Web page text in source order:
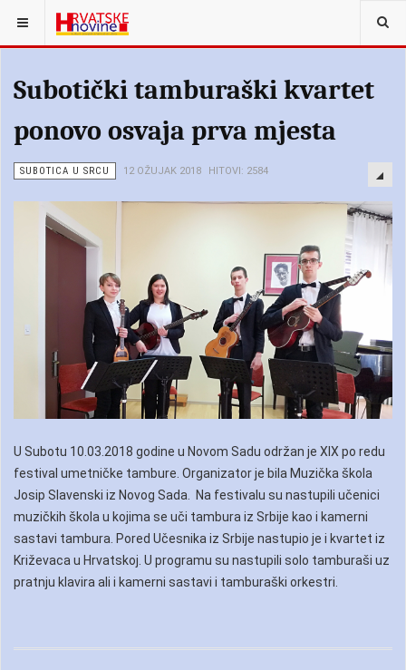
Subotički tamburaški kvartet
ponovo osvaja prva mjesta
SUBOTICA U SRCU 12 OŽUJAK 2018 HITOVI: 2584
U Subotu 10.03.2018 godine u Novom Sadu održan je XIX po redu
festival umetničke tambure. Organizator je bila Muzička škola
Josip Slavenski iz Novog Sada. Na festivalu su nastupili učenici
muzičkih škola u kojima se uči tambura iz Srbije kao i kamerni
sastavi tambura. Pored Učesnika iz Srbije nastupio je i kvartet iz
Križevaca u Hrvatskoj. U programu su nastupili solo tamburaši uz
pratnju klavira ali i kamerni sastavi i tamburaški orkestri.